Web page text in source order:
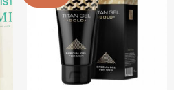
biến
tùy
chọn
có